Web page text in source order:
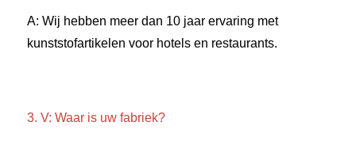
A: Wij hebben meer dan 10 jaar ervaring met
kunststofartikelen voor hotels en restaurants.
3. V: Waar is uw fabriek?